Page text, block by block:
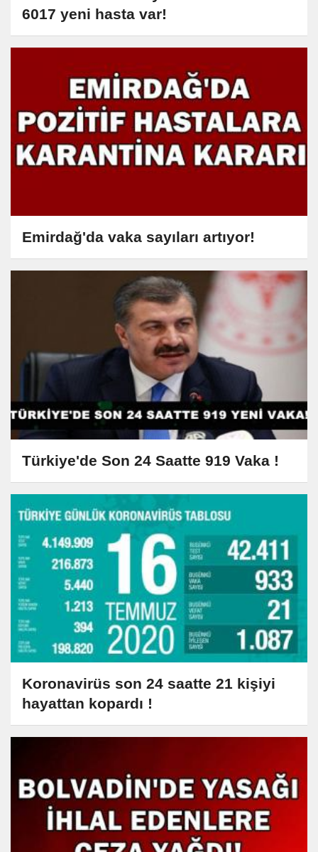
6017 yeni hasta var!
Emirdağ'da vaka sayıları artıyor!
Türkiye'de Son 24 Saatte 919 Vaka !
Koronavirüs son 24 saatte 21 kişiyi
hayattan kopardı !